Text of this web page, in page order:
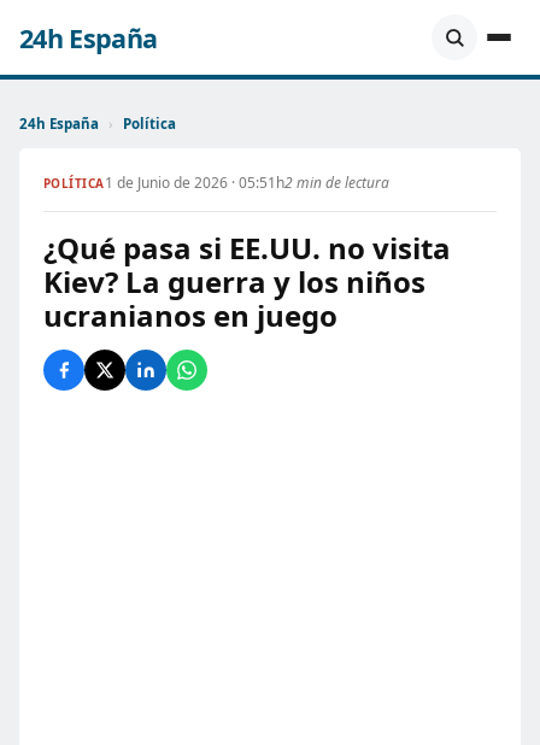
24h España
24h España › Política
POLÍTICA1 de Junio de 2026 · 05:51h2 min de lectura
¿Qué pasa si EE.UU. no visita
Kiev? La guerra y los niños
ucranianos en juego